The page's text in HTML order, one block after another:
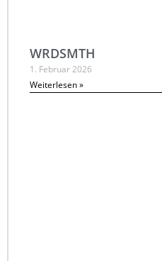
WRDSMTH
1. Februar 2026
Weiterlesen »